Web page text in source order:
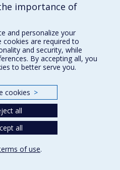
importance of
and personalize your
cookies are required to
and security, while
By accepting all, you
to better serve you.
cookies >
all
all
of use.